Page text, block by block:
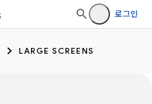
로그인
LARGE SCREENS